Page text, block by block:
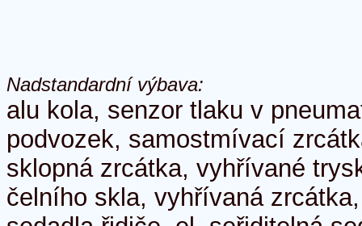
Nadstandardní výbava:
alu kola, senzor tlaku v
podvozek, samostmívací
sklopná zrcátka, vyhřívané
čelního skla, vyhřívaná